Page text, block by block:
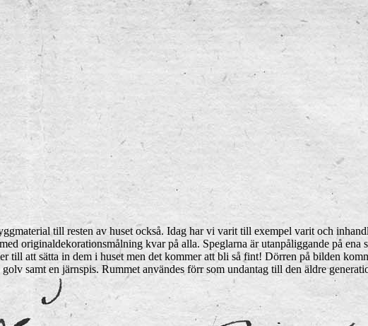
till resten av huset också. Idag har vi varit till exempel varit och
originaldekorationsmålning kvar på alla. Speglarna är utanpåliggande på ena
till att sätta in dem i huset men det kommer att bli så fint! Dörren på bilden
samt en järnspis. Rummet användes förr som undantag till den äldre